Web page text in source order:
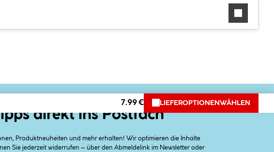
7.99 € LIEFEROPTIONEN WÄHLEN
direkt ins Postfach
Produktneuheiten und mehr erhalten! Wir optimieren die Inhalte
Sie jederzeit widerrufen – über den Abmeldelink im Newsletter oder